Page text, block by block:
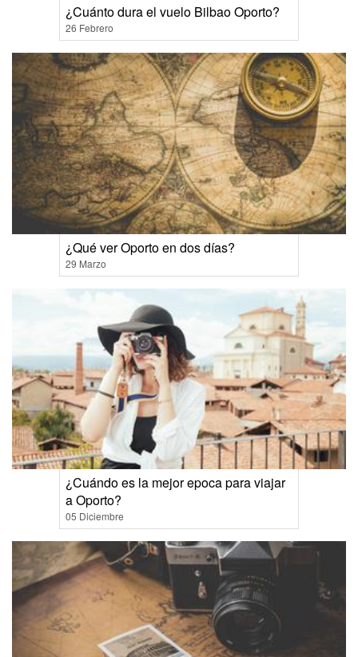
¿Cuánto dura el vuelo Bilbao Oporto?
26 Febrero
¿Qué ver Oporto en dos días?
29 Marzo
¿Cuándo es la mejor epoca para viajar
a Oporto?
05 Diciembre